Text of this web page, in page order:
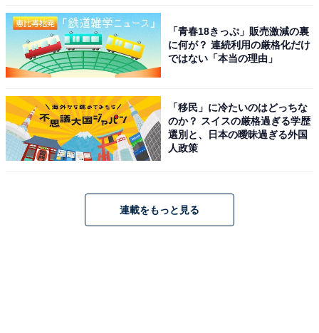
「青春18きっぷ」販売激減の裏
に何が？ 連続利用の厳格化だけ
ではない「本当の理由」
「移民」に冷たいのはどっちな
のか？ スイスの厳格過ぎる学歴
選別と、日本の曖昧過ぎる外国
人政策
連載をもっと見る